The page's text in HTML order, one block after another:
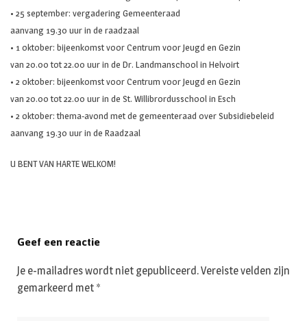
• 25 september: vergadering Gemeenteraad
aanvang 19.30 uur in de raadzaal
• 1 oktober: bijeenkomst voor Centrum voor Jeugd en Gezin
van 20.00 tot 22.00 uur in de Dr. Landmanschool in Helvoirt
• 2 oktober: bijeenkomst voor Centrum voor Jeugd en Gezin
van 20.00 tot 22.00 uur in de St. Willibrordusschool in Esch
• 2 oktober: thema-avond met de gemeenteraad over Subsidiebeleid
aanvang 19.30 uur in de Raadzaal
U BENT VAN HARTE WELKOM!
Geef een reactie
Je e-mailadres wordt niet gepubliceerd.Vereiste velden zijn
gemarkeerd met *